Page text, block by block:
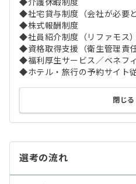
◆介護休暇制度
◆社宅貸与制度（会社が必要
◆株式報酬制度
◆社員紹介制度（リファモス
◆資格取得支援（衛生管理責
◆福利厚生サービス／ベネフ
◆ホテル・旅行の予約サイト
閉じる
選考の流れ